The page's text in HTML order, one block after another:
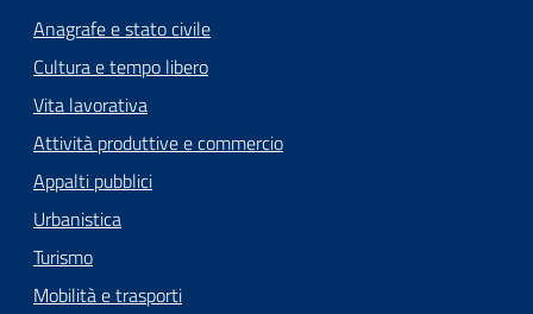
Anagrafe e stato civile
Cultura e tempo libero
Vita lavorativa
Attività produttive e commercio
Appalti pubblici
Urbanistica
Turismo
Mobilità e trasporti